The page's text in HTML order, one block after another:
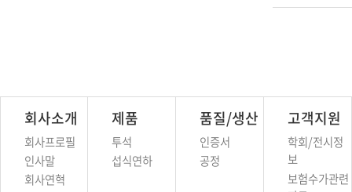
회사소개
회사프로필
인사말
회사연혁
제품
투석
섭식연하
품질/생산
인증서
공정
고객지원
학회/전시정
보
보험수가관련